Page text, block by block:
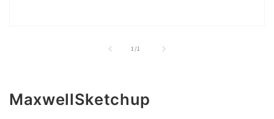
デ
ィ
1/
の1
MaxwellSketchup